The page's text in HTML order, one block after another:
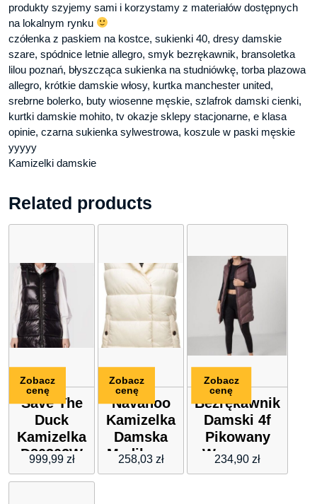
produkty szyjemy sami i korzystamy z materiałów dostępnych
na lokalnym rynku
czółenka z paskiem na kostce, sukienki 40, dresy damskie
szare, spódnice letnie allegro, smyk bezrękawnik, bransoletka
lilou poznań, błyszcząca sukienka na studniówkę, torba plazowa
allegro, krótkie damskie włosy, kurtka manchester united,
srebrne bolerko, buty wiosenne męskie, szlafrok damski cienki,
kurtki damskie mohito, tv okazje sklepy stacjonarne, e klasa
opinie, czarna sukienka sylwestrowa, koszule w paski męskie
yyyyy
Kamizelki damskie
Related products
Save The
Duck
Kamizelka
D80302W
LUCK15
Czarny
999,99 zł
Zobacz
cenę
Navahoo
Kamizelka
Damska
Madilynaa
Mdln Wht
258,03 zł
Zobacz
cenę
Bezrękawnik
Damski 4f
Pikowany
Wrzosowy
234,90 zł
Zobacz
cenę